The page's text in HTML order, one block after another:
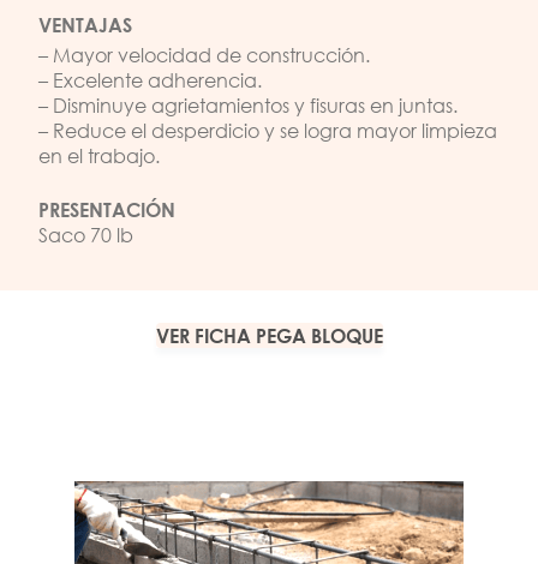
VENTAJAS
– Mayor velocidad de construcción.
– Excelente adherencia.
– Disminuye agrietamientos y fisuras en juntas.
– Reduce el desperdicio y se logra mayor limpieza
en el trabajo.
PRESENTACIÓN
Saco 70 lb
VER FICHA PEGA BLOQUE